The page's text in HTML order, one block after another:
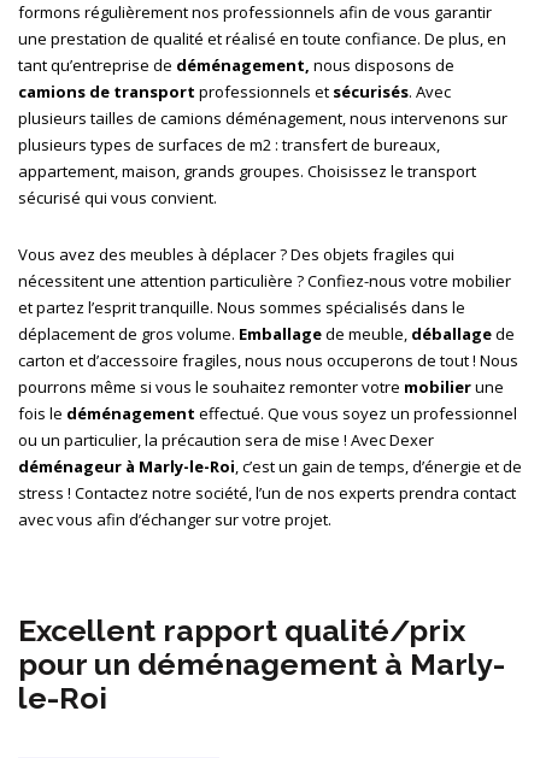
formons régulièrement nos professionnels afin de vous garantir
une prestation de qualité et réalisé en toute confiance. De plus, en
tant qu’entreprise de déménagement, nous disposons de
camions de transport professionnels et sécurisés. Avec
plusieurs tailles de camions déménagement, nous intervenons sur
plusieurs types de surfaces de m2 : transfert de bureaux,
appartement, maison, grands groupes. Choisissez le transport
sécurisé qui vous convient.
Vous avez des meubles à déplacer ? Des objets fragiles qui
nécessitent une attention particulière ? Confiez-nous votre mobilier
et partez l’esprit tranquille. Nous sommes spécialisés dans le
déplacement de gros volume. Emballagede meuble, déballagede
carton et d’accessoire fragiles, nous nous occuperons de tout ! Nous
pourrons même si vous le souhaitez remonter votre mobilierune
fois le déménagement effectué. Que vous soyez un professionnel
ou un particulier, la précaution sera de mise ! Avec Dexer
déménageur à Marly-le-Roi, c’est un gain de temps, d’énergie et de
stress ! Contactez notre société, l’un de nos experts prendra contact
avec vous afin d’échanger sur votre projet.
Excellent rapport qualité/prix
pour un déménagement à Marly-
le-Roi